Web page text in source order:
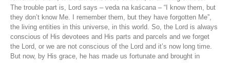
The trouble part is, Lord says – veda na kaścana – “I know them, but
they don’t know Me. I remember them, but they have forgotten Me”,
the living entities in this universe, in this world. So, the Lord is always
conscious of His devotees and His parts and parcels and we forget
the Lord, or we are not conscious of the Lord and it’s now long time.
But now, by His grace, he has made us fortunate and brought in